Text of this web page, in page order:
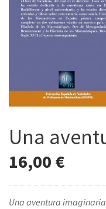
Una
16,00 €
Una aventura imaginaria